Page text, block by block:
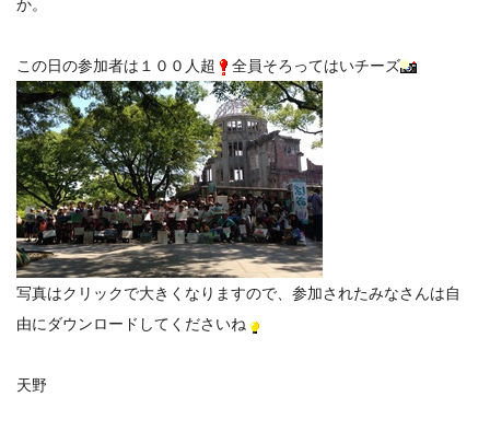
か。
この日の参加者は１００人超 全員そろってはいチーズ
写真はクリックで大きくなりますので、参加されたみなさんは自
由にダウンロードしてくださいね
天野